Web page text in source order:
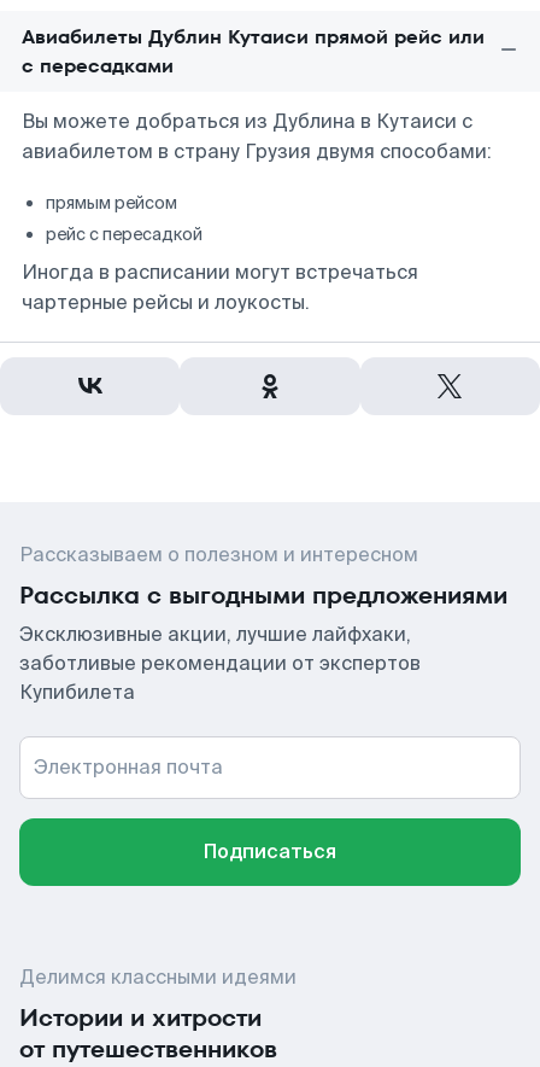
Авиабилеты Дублин Кутаиси прямой рейс или
с пересадками
Вы можете добраться из Дублина в Кутаиси с
авиабилетом в страну Грузия двумя способами:
прямым рейсом
рейс с пересадкой
Иногда в расписании могут встречаться
чартерные рейсы и лоукосты.
Рассказываем о полезном и интересном
Рассылка с выгодными предложениями
Эксклюзивные акции, лучшие лайфхаки,
заботливые рекомендации от экспертов
Купибилета
Электронная почта
Подписаться
Делимся классными идеями
Истории и хитрости
от путешественников